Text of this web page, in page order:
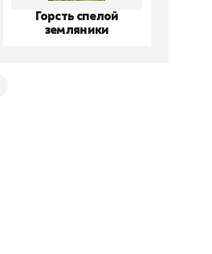
Горсть спелой
земляники